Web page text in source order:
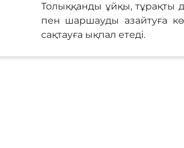
Толыққанды ұйқы, тұрақты
пен шаршауды азайтуға
сақтауға ықпал етеді.